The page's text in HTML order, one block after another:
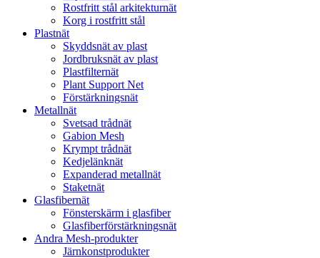
Rostfritt stål arkitekturnät
Korg i rostfritt stål
Plastnät
Skyddsnät av plast
Jordbruksnät av plast
Plastfilternät
Plant Support Net
Förstärkningsnät
Metallnät
Svetsad trådnät
Gabion Mesh
Krympt trådnät
Kedjelänknät
Expanderad metallnät
Staketnät
Glasfibernät
Fönsterskärm i glasfiber
Glasfiberförstärkningsnät
Andra Mesh-produkter
Järnkonstprodukter